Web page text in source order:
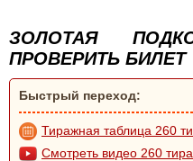
ЗОЛОТАЯ
ПРОВЕРИТЬ БИЛЕТ
Быстрый переход:
Тиражная таблица 260
Смотреть видео 260